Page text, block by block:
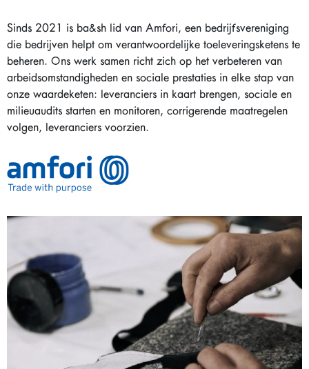
Sinds 2021 is ba&sh lid van Amfori, een bedrijfsvereniging
die bedrijven helpt om verantwoordelijke toeleveringsketens te
beheren. Ons werk samen richt zich op het verbeteren van
arbeidsomstandigheden en sociale prestaties in elke stap van
onze waardeketen: leveranciers in kaart brengen, sociale en
milieuaudits starten en monitoren, corrigerende maatregelen
volgen, leveranciers voorzien.